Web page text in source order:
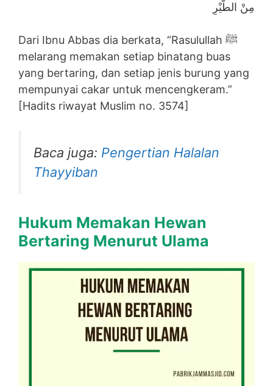
مِنْ الطَّيْرِ
Dari Ibnu Abbas dia berkata, “Rasulullah ﷺ
melarang memakan setiap binatang buas
yang bertaring, dan setiap jenis burung yang
mempunyai cakar untuk mencengkeram.”
[Hadits riwayat Muslim no. 3574]
Baca juga: Pengertian Halalan
Thayyiban
Hukum Memakan Hewan
Bertaring Menurut Ulama